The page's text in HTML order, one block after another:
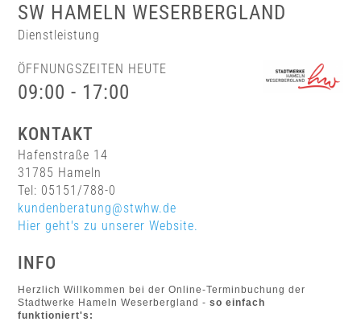
SW HAMELN WESERBERGLAND
Dienstleistung
ÖFFNUNGSZEITEN HEUTE
09:00 - 17:00
KONTAKT
Hafenstraße 14
31785 Hameln
Tel: 05151/788-0
kundenberatung@stwhw.de
Hier geht's zu unserer Website.
INFO
Herzlich Willkommen bei der Online-Terminbuchung der
Stadtwerke Hameln Weserbergland -so einfach
funktioniert's: